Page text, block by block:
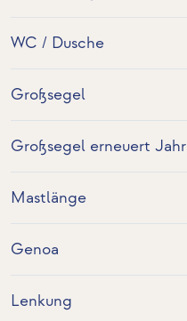
WC / Dusche
Großsegel
Großsegel erneuert Jahr
Mastlänge
Genoa
Lenkung